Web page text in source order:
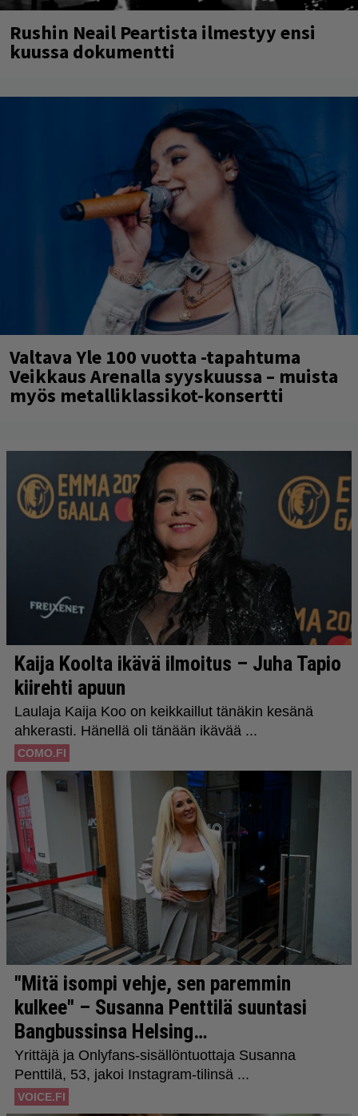
Rushin Neail Peartista ilmestyy ensi
kuussa dokumentti
Valtava Yle 100 vuotta -tapahtuma
Veikkaus Arenalla syyskuussa – muista
myös metalliklassikot-konsertti